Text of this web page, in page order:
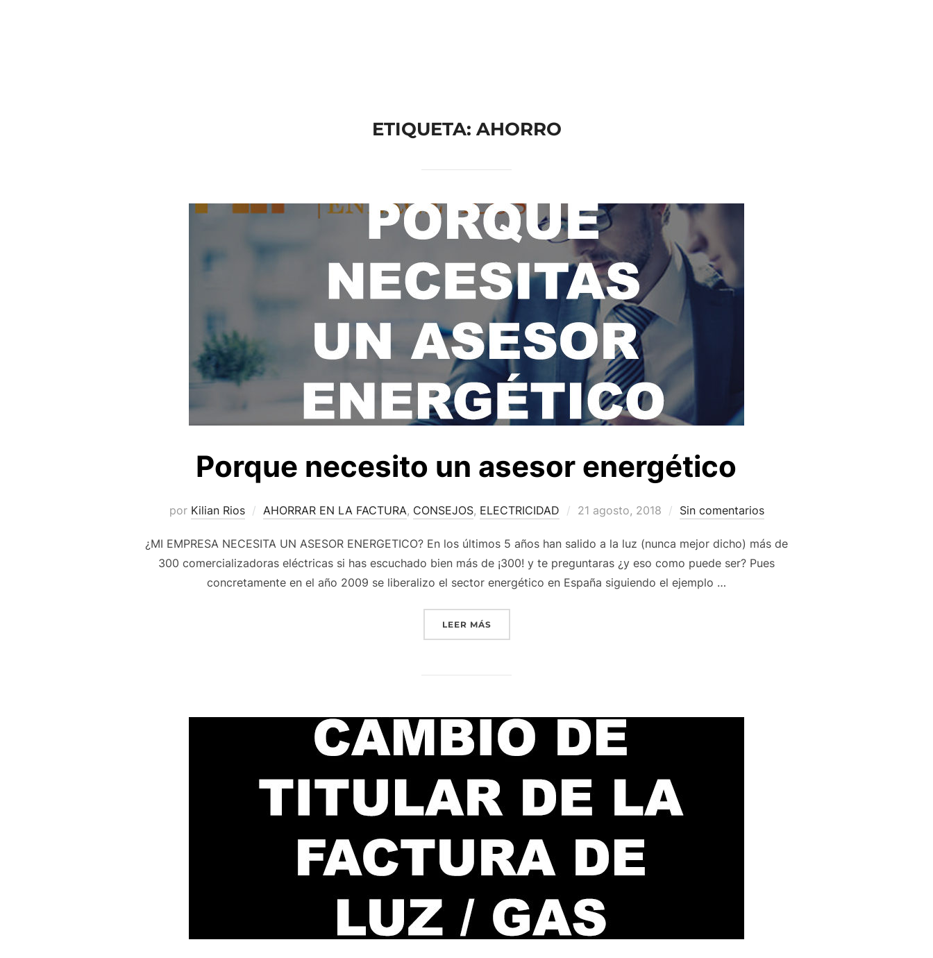
ETIQUETA: AHORRO
Porque necesito un asesor energético
por Kilian Rios AHORRAR EN LA FACTURA, CONSEJOS, ELECTRICIDAD 21 agosto, 2018 Sin comentarios
¿MI EMPRESA NECESITA UN ASESOR ENERGETICO? En los últimos 5 años han salido a la luz (nunca mejor dicho) más de
300 comercializadoras eléctricas si has escuchado bien más de ¡300! y te preguntaras ¿y eso como puede ser? Pues
concretamente en el año 2009 se liberalizo el sector energético en España siguiendo el ejemplo …
LEER MÁS